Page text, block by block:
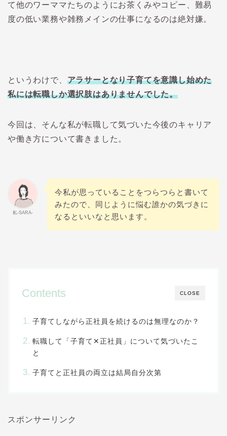
て他のワーママたちのようにお茶くみやコピー、難易
度の低い業務や雑務メインの仕事になるのは絶対嫌。
というわけで、 アラサーとなり子育てを意識し始めた
私には転職しか選択肢はありませんでした。
今回は、そんな私が転職して気づいた今後のキャリア
や働き方について書きました。
私-SARA-
今私が思っていることをつらつらと書いて
みたので、同じように悩む誰かの気づきに
なるといいなと思います。
CLOSE
Contents
子育てしながら正社員を続けるのは無理なのか？
転職して「子育て✕正社員」について気づいたこ
と
子育てと正社員の両立は結局自分次第
スポンサーリンク